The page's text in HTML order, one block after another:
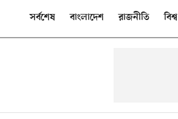
সর্বশেষ বাংলাদেশ রাজনীতি বিশ্ব